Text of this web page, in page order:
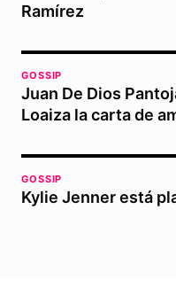
Ramírez
GOSSIP
Juan De Dios
Loaiza la carta de
GOSSIP
Kylie Jenner está